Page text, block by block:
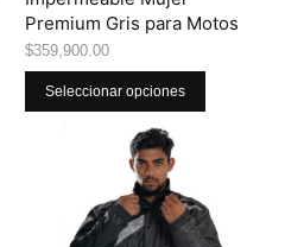
Premium Gris para Motos
$359,900.00
Seleccionar opciones